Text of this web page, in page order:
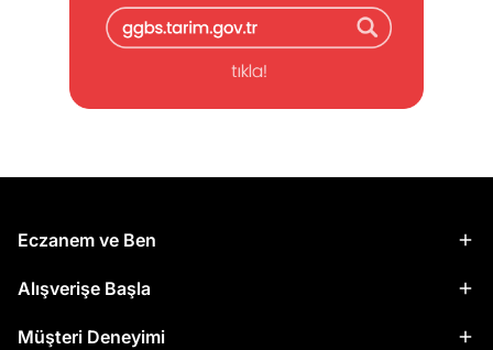
Eczanem ve Ben
Alışverişe Başla
Müşteri Deneyimi